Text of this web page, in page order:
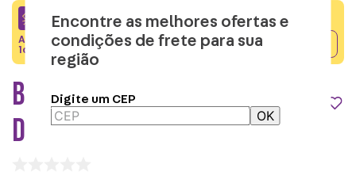
Encontre as melhores ofertas e
condições de frete para sua
região
Digite um CEP
OK
CRIATIVA5
Adicione o cupom no carrinho e ganhe desconto na
1a compra.
BOLSA INFANTIL STITCH –
DISNEY